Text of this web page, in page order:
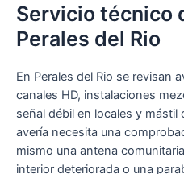
Servicio técnico
Perales del Rio
En Perales del Rio se revisan
canales HD, instalaciones
señal débil en locales y
avería necesita una
mismo una antena
interior deteriorada o una